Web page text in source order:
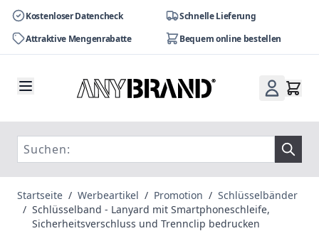
Kostenloser Datencheck
Schnelle Lieferung
Attraktive Mengenrabatte
Bequem online bestellen
Startseite / Werbeartikel / Promotion / Schlüsselbänder
/ Schlüsselband - Lanyard mit Smartphoneschleife,
Sicherheitsverschluss und Trennclip bedrucken